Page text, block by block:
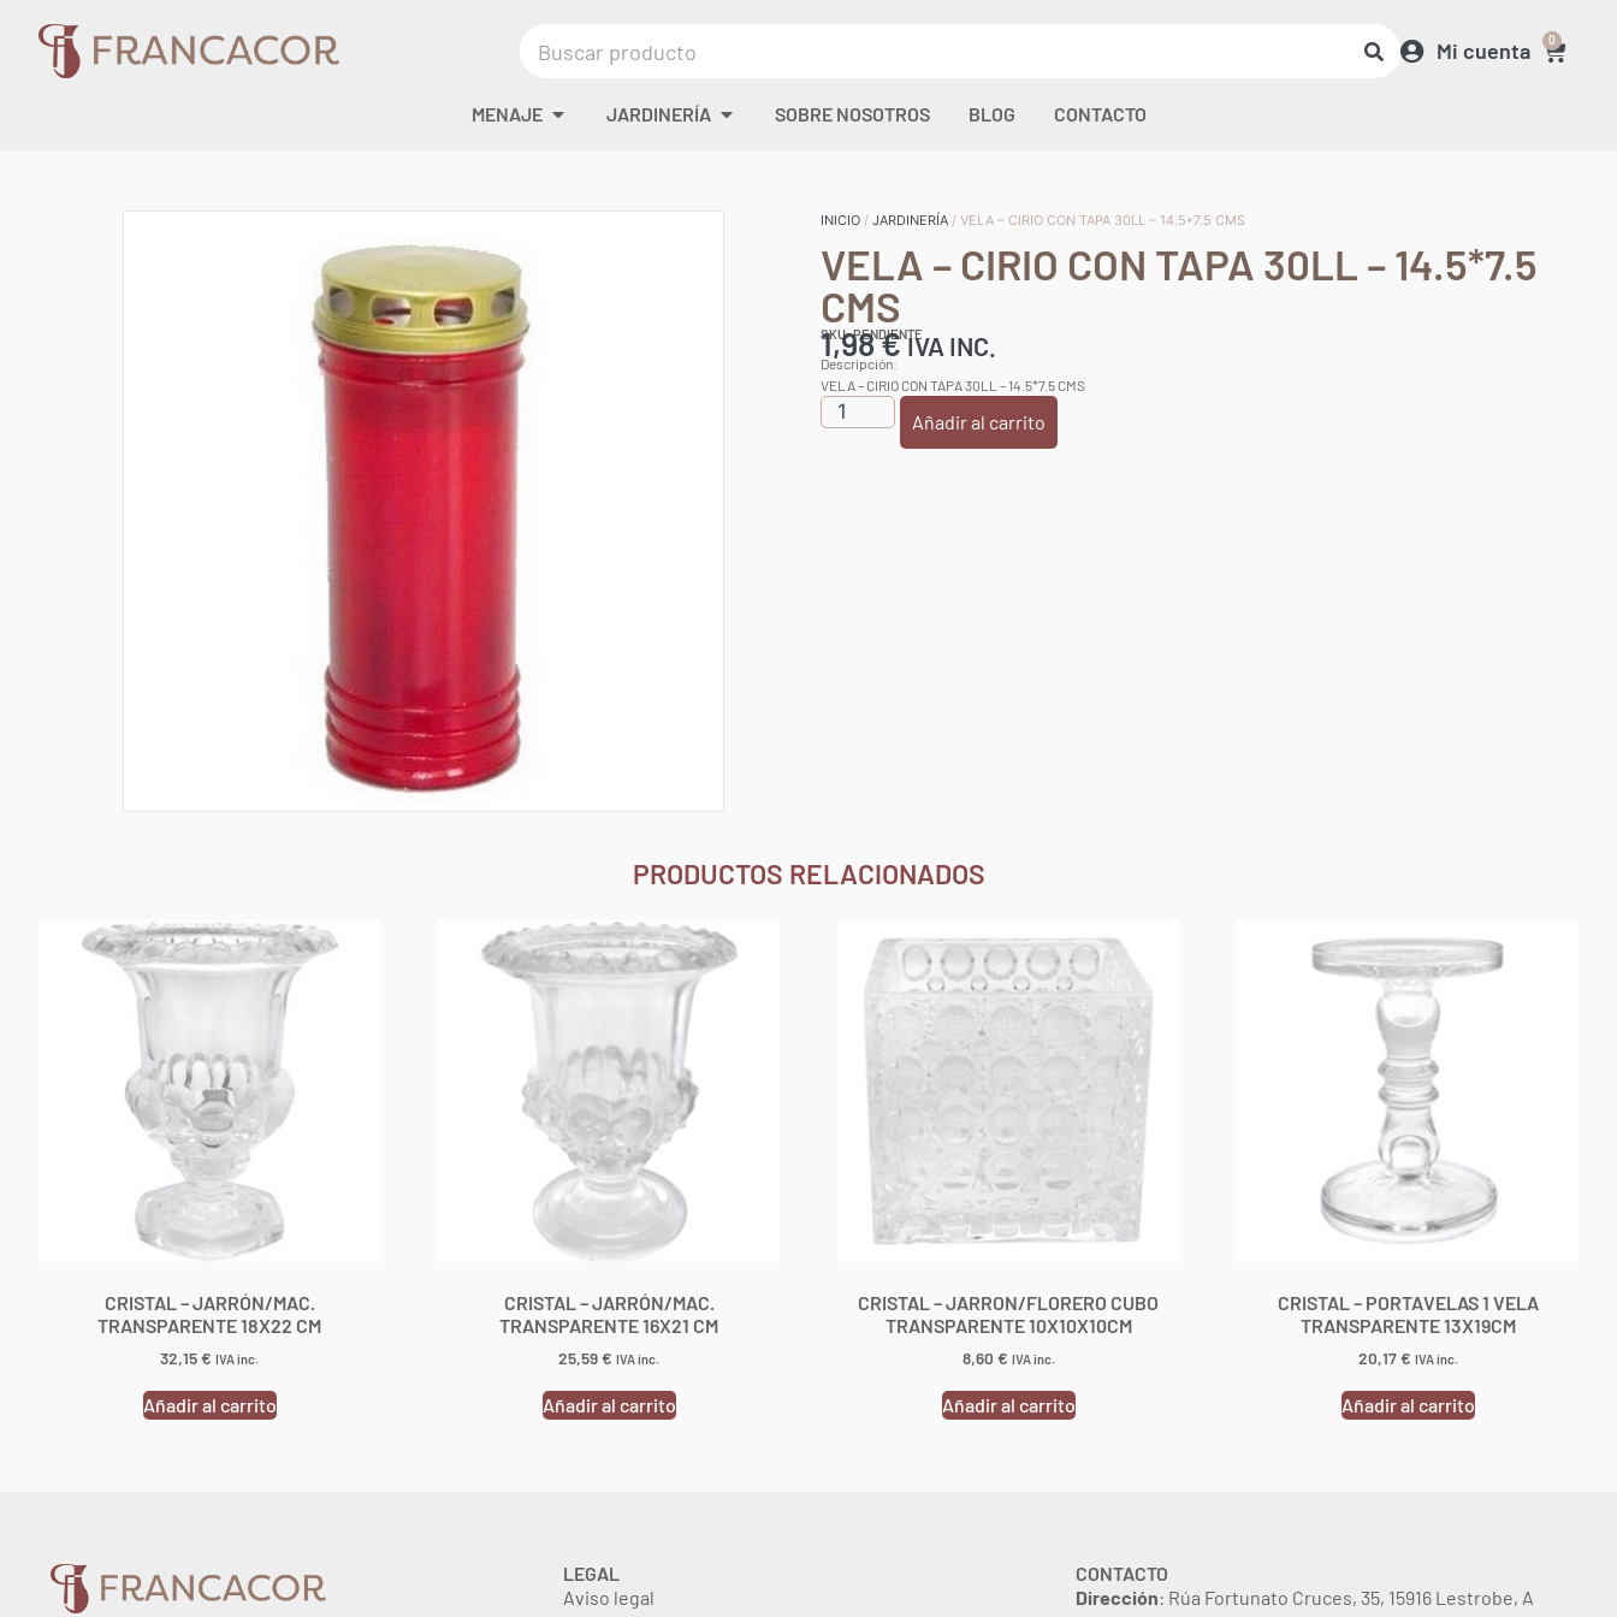
Mi cuenta 0
MENAJE JARDINERÍA SOBRE NOSOTROS BLOG CONTACTO
INICIO / JARDINERÍA / VELA – CIRIO CON TAPA 30LL – 14.5*7.5 CMS
VELA – CIRIO CON TAPA 30LL – 14.5*7.5
CMS
SKU: PENDIENTE
1,98€ IVA INC.
Descripción:
VELA – CIRIO CON TAPA 30LL – 14.5*7.5 CMS
Añadir al carrito
PRODUCTOS RELACIONADOS
CRISTAL – JARRÓN/MAC.
TRANSPARENTE 18X22 CM
32,15€ IVA inc.
Añadir al carrito
CRISTAL – JARRÓN/MAC.
TRANSPARENTE 16X21 CM
25,59€ IVA inc.
Añadir al carrito
CRISTAL – JARRON/FLORERO CUBO
TRANSPARENTE 10X10X10CM
8,60 € IVA inc.
Añadir al carrito
CRISTAL – PORTAVELAS 1 VELA
TRANSPARENTE 13X19CM
20,17€ IVA inc.
Añadir al carrito
LEGAL
Aviso legal
CONTACTO
Dirección: Rúa Fortunato Cruces, 35, 15916 Lestrobe, A